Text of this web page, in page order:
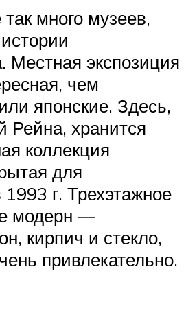
много музеев,
Местная экспозиция
чем
японские. Здесь,
Рейна, хранится
коллекция
для
1993 г. Трехэтажное
модерн —
кирпич и стекло,
привлекательно.